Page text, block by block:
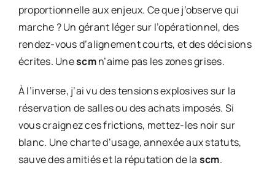
proportionnelle aux enjeux. Ce que j’observe qui
marche ? Un gérant léger sur l’opérationnel, des
rendez-vous d’alignement courts, et des décisions
écrites. Unescmn’aime pas les zones grises.
À l’inverse, j’ai vu des tensions explosives sur la
réservation de salles ou des achats imposés. Si
vous craignez ces frictions, mettez-les noir sur
blanc. Une charte d’usage, annexée aux statuts,
sauve des amitiés et la réputation de la scm.